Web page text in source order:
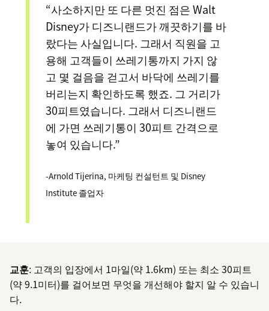
“사소하지만 또 다른 멋진 점은 Walt
Disney가 디즈니랜드가 깨끗하기를 바
랐다는 사실입니다. 그래서 직원을 고
용해 고객들이 쓰레기통까지 가지 않
고 몇 걸음을 걷고서 바닥에 쓰레기를
버리는지 확인하도록 했죠. 그 거리가
30피트였습니다. 그래서 디즈니랜드
에 가면 쓰레기통이 30피트 간격으로
놓여 있습니다.”
-Arnold Tijerina, 마케팅 컨설턴트 및 Disney
Institute 졸업자
교훈: 고객의 입장에서 1마일(약 1.6km) 또는 최소 30피트
(약 9.1미터)를 걸어보면 무엇을 개선해야 할지 알 수 있습니
다.